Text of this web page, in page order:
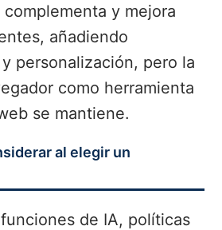
y mejora
añadiendo
personalización, pero la
como herramienta
se mantiene.
al elegir un
de IA, políticas